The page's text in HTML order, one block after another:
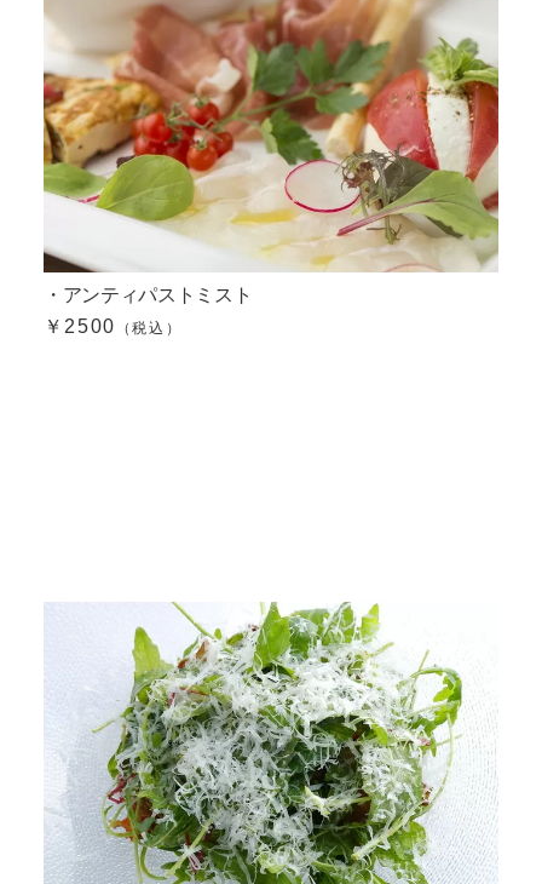
・アンティパストミスト
￥2500
（税込）